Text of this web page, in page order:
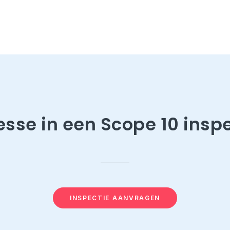
in een Scope 10
INSPECTIE AANVRAGEN